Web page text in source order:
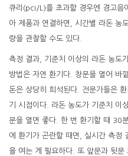
큐리(pci/L)를 초과할 경우엔 경고음
아 제품과 연결하면, 시간별 라돈 농
량을 관찰할 수도 있다.
측정 결과, 기준치 이상의 라돈 농도
방법은 자연 환기다. 창문을 열어 바
돈은 상당히 희석된다. 전문가들은
기 시점이다. 라돈 농도가 기준치 이
문을 열면 좋다. 한 번 환기할 때 30
에 환기가 곤란할 때면, 실시간 측정
을 여는 게 필요하다. 또 앞문과 뒷문